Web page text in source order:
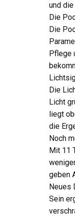
und
Die
Die
Pflege
Die
Licht
liegt
die
Noch
Mit 11
geben
Neues
Sein